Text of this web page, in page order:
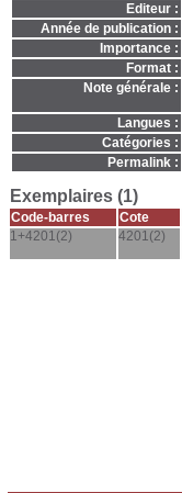
Editeur :
Année de publication :
Importance :
Format :
Note générale :
Langues :
Catégories :
Permalink :
Exemplaires (1)
Code-barres Cote
1+4201(2)
4201(2)